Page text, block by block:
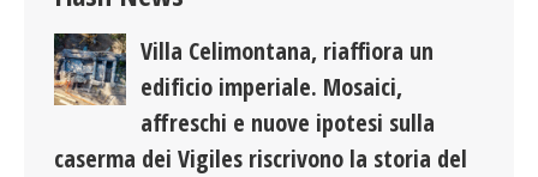
Villa Celimontana, riaffiora un
edificio imperiale. Mosaici,
affreschi e nuove ipotesi sulla
caserma dei Vigiles riscrivono la storia del